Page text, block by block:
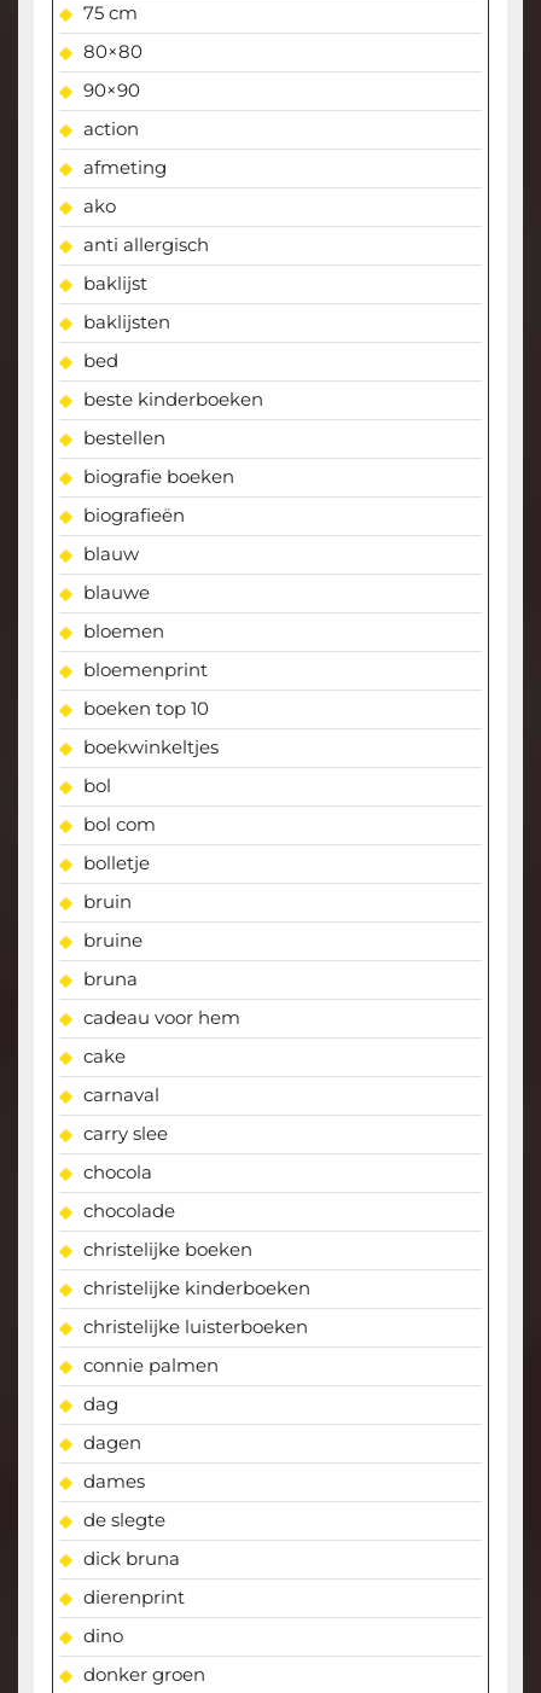
75 cm
80×80
90×90
action
afmeting
ako
anti allergisch
baklijst
baklijsten
bed
beste kinderboeken
bestellen
biografie boeken
biografieën
blauw
blauwe
bloemen
bloemenprint
boeken top 10
boekwinkeltjes
bol
bol com
bolletje
bruin
bruine
bruna
cadeau voor hem
cake
carnaval
carry slee
chocola
chocolade
christelijke boeken
christelijke kinderboeken
christelijke luisterboeken
connie palmen
dag
dagen
dames
de slegte
dick bruna
dierenprint
dino
donker groen